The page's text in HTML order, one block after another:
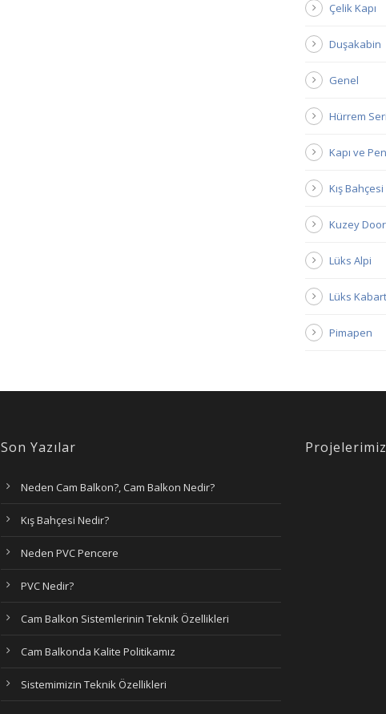
Çelik Kapı
Duşakabin
Genel
Hürrem
Kapı ve
Kış Bahçesi
Kuzey Door
Lüks Alpi
Lüks
Pimapen
Son Yazılar
Neden Cam Balkon?, Cam Balkon Nedir?
Kış Bahçesi Nedir?
Neden PVC Pencere
PVC Nedir?
Cam Balkon Sistemlerinin Teknik Özellikleri
Cam Balkonda Kalite Politikamız
Sistemimizin Teknik Özellikleri